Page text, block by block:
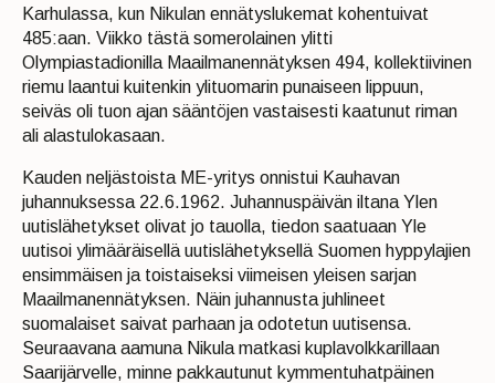
Karhulassa, kun Nikulan ennätyslukemat kohentuivat
485:aan. Viikko tästä somerolainen ylitti
Olympiastadionilla Maailmanennätyksen 494, kollektiivinen
riemu laantui kuitenkin ylituomarin punaiseen lippuun,
seiväs oli tuon ajan sääntöjen vastaisesti kaatunut riman
ali alastulokasaan.
Kauden neljästoista ME-yritys onnistui Kauhavan
juhannuksessa 22.6.1962. Juhannuspäivän iltana Ylen
uutislähetykset olivat jo tauolla, tiedon saatuaan Yle
uutisoi ylimääräisellä uutislähetyksellä Suomen hyppylajien
ensimmäisen ja toistaiseksi viimeisen yleisen sarjan
Maailmanennätyksen. Näin juhannusta juhlineet
suomalaiset saivat parhaan ja odotetun uutisensa.
Seuraavana aamuna Nikula matkasi kuplavolkkarillaan
Saarijärvelle, minne pakkautunut kymmentuhatpäinen